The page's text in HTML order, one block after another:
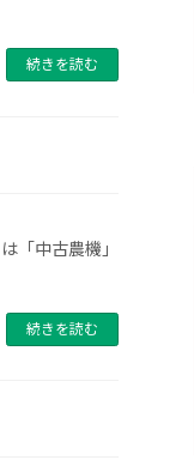
続きを読む
「中古農機」
続きを読む